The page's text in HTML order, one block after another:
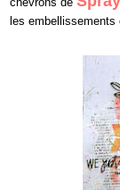
les embellissements